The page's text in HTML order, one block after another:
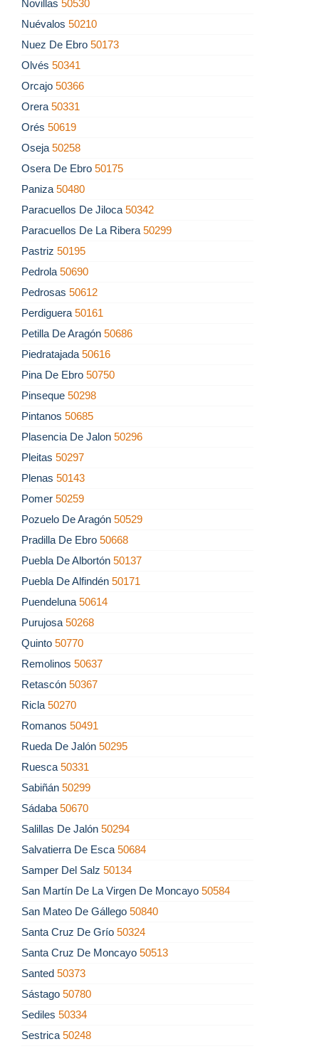
Novillas 50530
Nuévalos 50210
Nuez De Ebro 50173
Olvés 50341
Orcajo 50366
Orera 50331
Orés 50619
Oseja 50258
Osera De Ebro 50175
Paniza 50480
Paracuellos De Jiloca 50342
Paracuellos De La Ribera 50299
Pastriz 50195
Pedrola 50690
Pedrosas 50612
Perdiguera 50161
Petilla De Aragón 50686
Piedratajada 50616
Pina De Ebro 50750
Pinseque 50298
Pintanos 50685
Plasencia De Jalon 50296
Pleitas 50297
Plenas 50143
Pomer 50259
Pozuelo De Aragón 50529
Pradilla De Ebro 50668
Puebla De Albortón 50137
Puebla De Alfindén 50171
Puendeluna 50614
Purujosa 50268
Quinto 50770
Remolinos 50637
Retascón 50367
Ricla 50270
Romanos 50491
Rueda De Jalón 50295
Ruesca 50331
Sabiñán 50299
Sádaba 50670
Salillas De Jalón 50294
Salvatierra De Esca 50684
Samper Del Salz 50134
San Martín De La Virgen De Moncayo 50584
San Mateo De Gállego 50840
Santa Cruz De Grío 50324
Santa Cruz De Moncayo 50513
Santed 50373
Sástago 50780
Sediles 50334
Sestrica 50248